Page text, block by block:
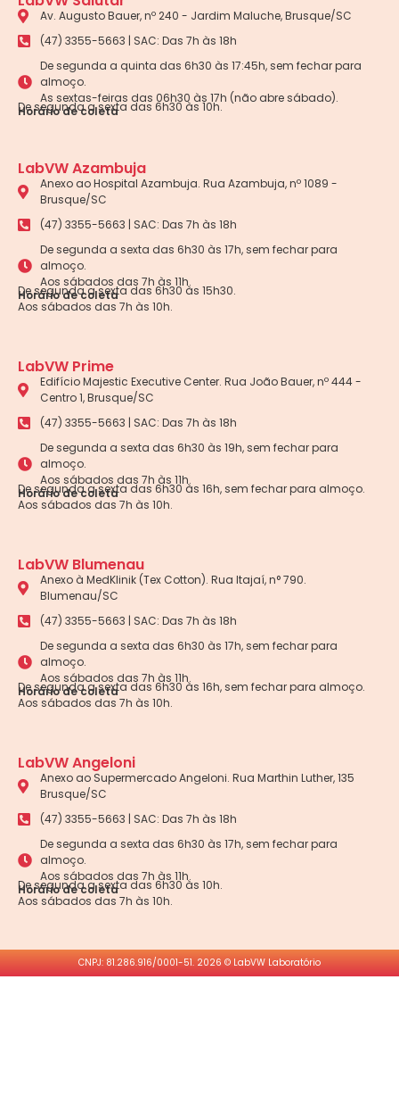
Av. Augusto Bauer, nº 240 - Jardim Maluche, Brusque/SC
(47) 3355-5663 | SAC: Das 7h às 18h
De segunda a quinta das 6h30 às 17:45h, sem fechar para
almoço.
As sextas-feiras das 06h30 às 17h (não abre sábado).
Horário de coleta
De segunda a sexta das 6h30 às 10h.
LabVW Azambuja
Anexo ao Hospital Azambuja. Rua Azambuja, nº 1089 -
Brusque/SC
(47) 3355-5663 | SAC: Das 7h às 18h
De segunda a sexta das 6h30 às 17h, sem fechar para
almoço.
Aos sábados das 7h às 11h.
Horário de coleta
De segunda a sexta das 6h30 às 15h30.
Aos sábados das 7h às 10h.
LabVW Prime
Edifício Majestic Executive Center. Rua João Bauer, nº 444 -
Centro 1, Brusque/SC
(47) 3355-5663 | SAC: Das 7h às 18h
De segunda a sexta das 6h30 às 19h, sem fechar para
almoço.
Aos sábados das 7h às 11h.
Horário de coleta
De segunda a sexta das 6h30 às 16h, sem fechar para almoço.
Aos sábados das 7h às 10h.
LabVW Blumenau
Anexo à MedKlinik (Tex Cotton). Rua Itajaí, n° 790.
Blumenau/SC
(47) 3355-5663 | SAC: Das 7h às 18h
De segunda a sexta das 6h30 às 17h, sem fechar para
almoço.
Aos sábados das 7h às 11h.
Horário de coleta
De segunda a sexta das 6h30 às 16h, sem fechar para almoço.
Aos sábados das 7h às 10h.
LabVW Angeloni
Anexo ao Supermercado Angeloni. Rua Marthin Luther, 135
Brusque/SC
(47) 3355-5663 | SAC: Das 7h às 18h
De segunda a sexta das 6h30 às 17h, sem fechar para
almoço.
Aos sábados das 7h às 11h.
Horário de coleta
De segunda a sexta das 6h30 às 10h.
Aos sábados das 7h às 10h.
CNPJ: 81.286.916/0001-51. 2026 © LabVW Laboratório